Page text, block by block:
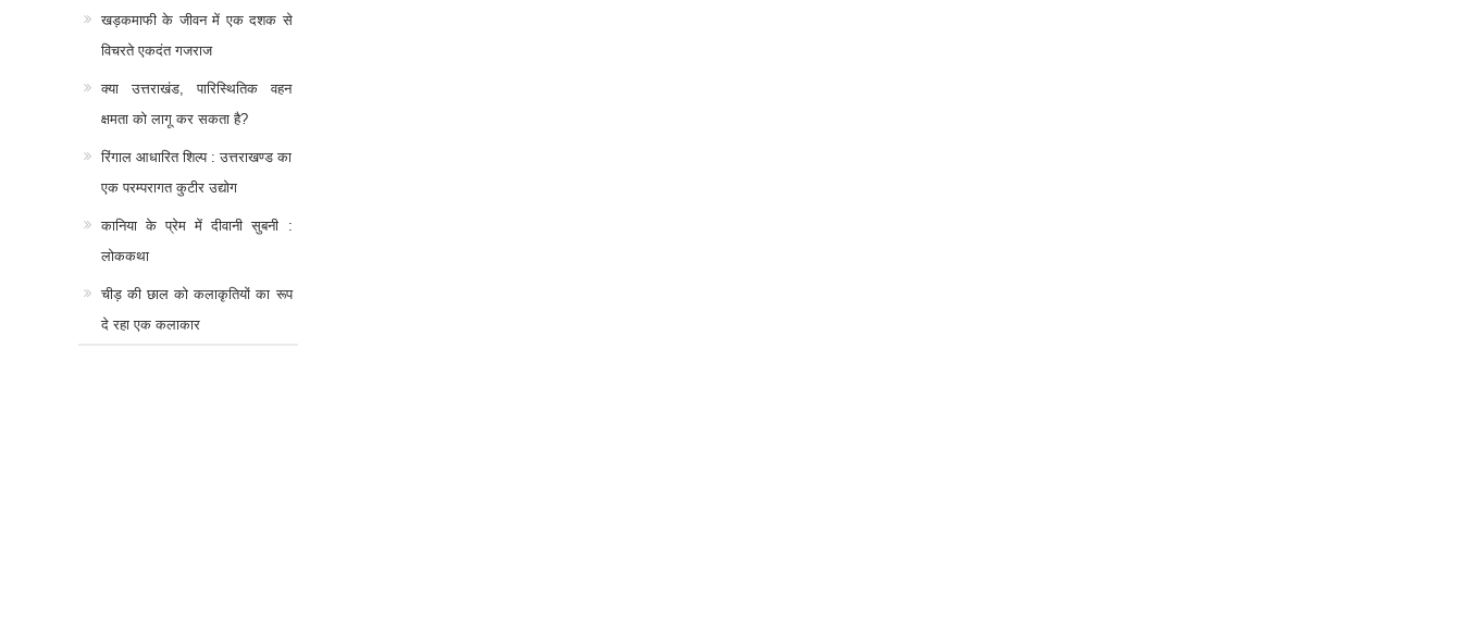
खड़कमाफी के जीवन में एक दशक से
विचरते एकदंत गजराज
क्या उत्तराखंड, पारिस्थितिक वहन
क्षमता को लागू कर सकता है?
रिंगाल आधारित शिल्प : उत्तराखण्ड का
एक परम्परागत कुटीर उद्योग
कानिया के प्रेम में दीवानी सुबनी :
लोककथा
चीड़ की छाल को कलाकृतियों का रूप
दे रहा एक कलाकार